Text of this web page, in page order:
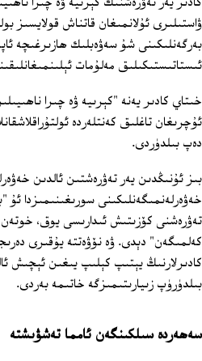
ۋاستىلىرى ئۇلانمىغان قاتناش قولايسىز
بەرگەنلىكىنى شۇ سەۋەبلىك ھازىرغىچە
ئىستاتىستىكىلىق مەلۇمات
خىتاي كادىر يەنە "كېرىيە ۋە چىرا
ئۇچرىغان تاغلىق كەنتلەردە
دەپ بىلدۈردى.
بىز ئۇنىڭدىن يەر تەۋرەشتىن ئالدىن
خەۋەرلەنمىگەنلىكىنى سورىغىنىمىزدا ئۇ
تەۋرەشنى كۆزىتىش ئىدارىسى يوق، خوتەن
كەلمىگەن" دېدى. ۋە نۆۋەتتە يۇقىرى
كادىرلارنىڭ يېتىپ كېلىپ يىغىن ئېچىش
بىلدۈرۈپ زىيارىتىمىزگە خاتىمە بەردى.
سەھەردە سىلكىنگەن ئامما تەشۋىشتە